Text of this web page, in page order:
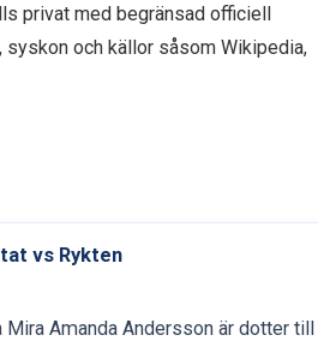
privat med begränsad officiell
och källor såsom Wikipedia,
vs Rykten
Mira Amanda Andersson är dotter till